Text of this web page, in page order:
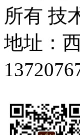
所有 技
地址：